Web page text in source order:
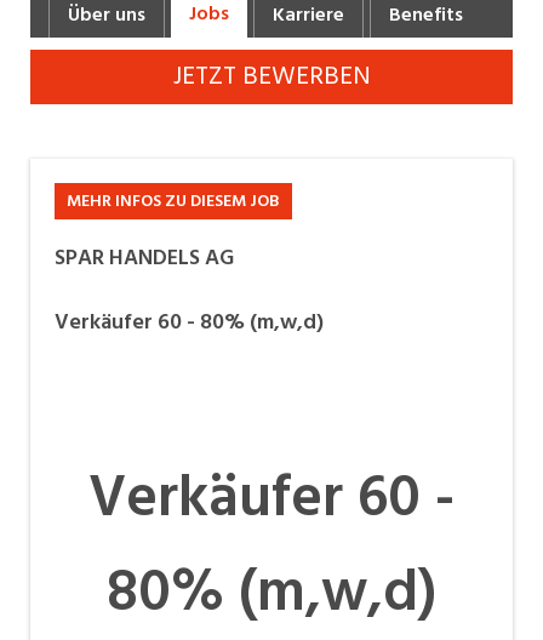
Industrie, Maschinenbau, Anlagenbau,
Produktion
Informatik, Telekommunikation
Körperpflege, Wellness
Marketing, Kommunikation, Medien, Druck
Sicherheit, Rettung, Polizei, Zoll
Über uns Jobs Karriere Benefits
JETZT BEWERBEN
MEHR INFOS ZU DIESEM JOB
SPAR HANDELS AG
Verkäufer 60 - 80% (m,w,d)
Verkäufer 60 -
80% (m,w,d)